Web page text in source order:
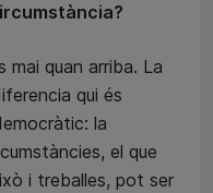
mai quan arriba. La
qui és
la
el que
i treballes, pot ser